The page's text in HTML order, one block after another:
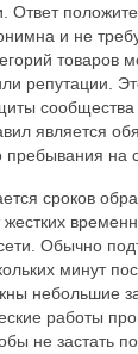
Ответ
и не
товаров
репутации.
является
на
сроков
Обычно
минут
небольшие
работы
не застать